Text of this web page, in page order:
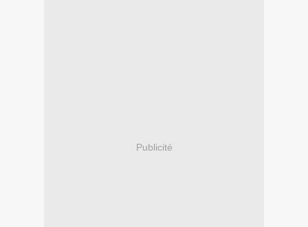
Publicité